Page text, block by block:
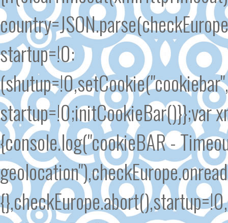
startup=!0:
startup=!0;initCookieBar()}};var
{console.log("cookieBAR -